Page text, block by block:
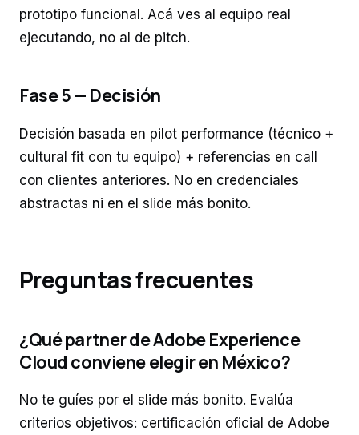
prototipo funcional. Acá ves al equipo real
ejecutando, no al de pitch.
Fase 5 — Decisión
Decisión basada en pilot performance (técnico +
cultural fit con tu equipo) + referencias en call
con clientes anteriores. No en credenciales
abstractas ni en el slide más bonito.
Preguntas frecuentes
¿Qué partner de Adobe Experience
Cloud conviene elegir en México?
No te guíes por el slide más bonito. Evalúa
criterios objetivos: certificación oficial de Adobe